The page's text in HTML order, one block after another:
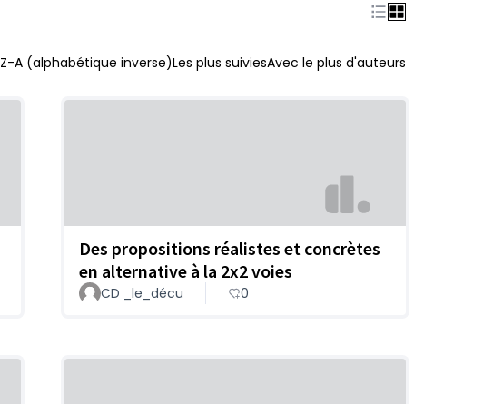
Z-A (alphabétique inverse)Les plus suiviesAvec le plus d'auteurs
Des propositions réalistes et concrètes
en alternative à la 2x2 voies
CD _le_décu 0